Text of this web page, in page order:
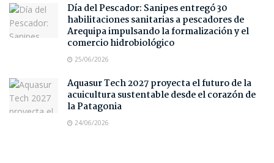
Día del Pescador: Sanipes entregó 30
habilitaciones sanitarias a pescadores de
Arequipa impulsando la formalización y el
comercio hidrobiológico
25/06/2026
Aquasur Tech 2027 proyecta el futuro de la
acuicultura sustentable desde el corazón de
la Patagonia
24/06/2026